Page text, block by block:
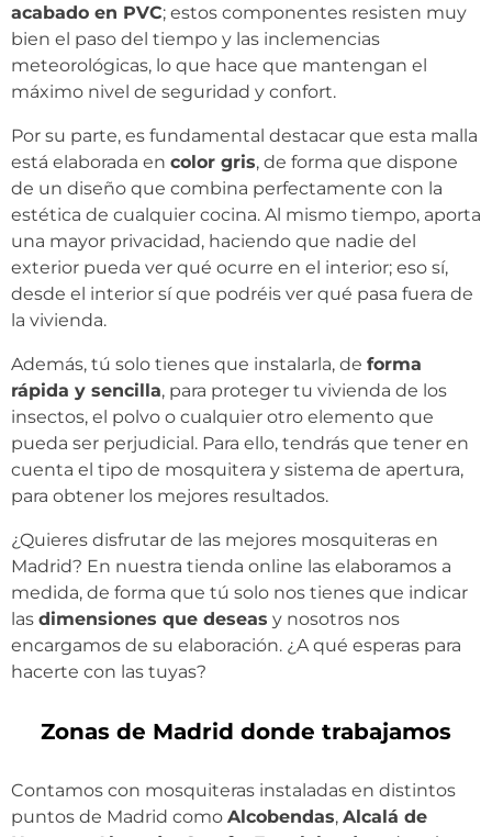
acabado en PVC; estos componentes resisten muy
bien el paso del tiempo y las inclemencias
meteorológicas, lo que hace que mantengan el
máximo nivel de seguridad y confort.
Por su parte, es fundamental destacar que esta malla
está elaborada en color gris, de forma que dispone
de un diseño que combina perfectamente con la
estética de cualquier cocina. Al mismo tiempo, aporta
una mayor privacidad, haciendo que nadie del
exterior pueda ver qué ocurre en el interior; eso sí,
desde el interior sí que podréis ver qué pasa fuera de
la vivienda.
Además, tú solo tienes que instalarla, de forma
rápida y sencilla, para proteger tu vivienda de los
insectos, el polvo o cualquier otro elemento que
pueda ser perjudicial. Para ello, tendrás que tener en
cuenta el tipo de mosquitera y sistema de apertura,
para obtener los mejores resultados.
¿Quieres disfrutar de las mejores mosquiteras en
Madrid? En nuestra tienda online las elaboramos a
medida, de forma que tú solo nos tienes que indicar
las dimensiones que deseas y nosotros nos
encargamos de su elaboración. ¿A qué esperas para
hacerte con las tuyas?
Zonas de Madrid donde trabajamos
Contamos con mosquiteras instaladas en distintos
puntos de Madrid como Alcobendas, Alcalá de